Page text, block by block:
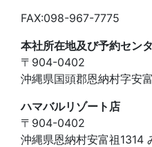
FAX:098-967-7775
本社所在地及び予約セン
〒904-0402
沖縄県国頭郡恩納村字安
ハマバルリゾート店
〒904-0402
沖縄県恩納村安富祖1314